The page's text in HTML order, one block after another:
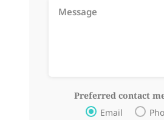
Preferred contact
Email